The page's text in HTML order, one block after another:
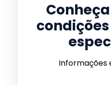
Informações